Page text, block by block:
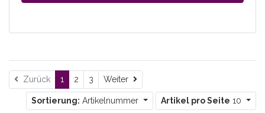
Zurück 1 2 3 Weiter Weiter
Sortierung: Artikelnummer Artikel pro Seite 10